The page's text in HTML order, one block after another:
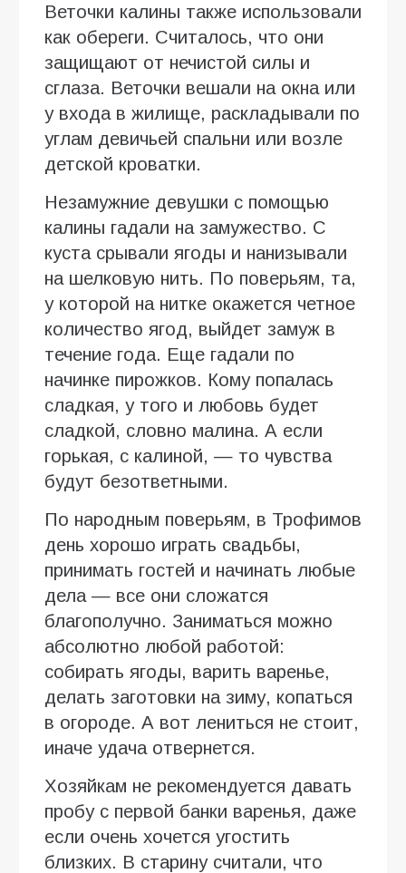
Веточки калины также использовали
как обереги. Считалось, что они
защищают от нечистой силы и
сглаза. Веточки вешали на окна или
у входа в жилище, раскладывали по
углам девичьей спальни или возле
детской кроватки.
Незамужние девушки с помощью
калины гадали на замужество. С
куста срывали ягоды и нанизывали
на шелковую нить. По поверьям, та,
у которой на нитке окажется четное
количество ягод, выйдет замуж в
течение года. Еще гадали по
начинке пирожков. Кому попалась
сладкая, у того и любовь будет
сладкой, словно малина. А если
горькая, с калиной, — то чувства
будут безответными.
По народным поверьям, в Трофимов
день хорошо играть свадьбы,
принимать гостей и начинать любые
дела — все они сложатся
благополучно. Заниматься можно
абсолютно любой работой:
собирать ягоды, варить варенье,
делать заготовки на зиму, копаться
в огороде. А вот лениться не стоит,
иначе удача отвернется.
Хозяйкам не рекомендуется давать
пробу с первой банки варенья, даже
если очень хочется угостить
близких. В старину считали, что